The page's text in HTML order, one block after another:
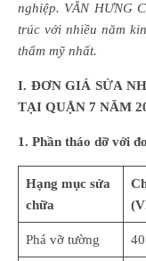
nghiệp. VĂN HƯNG
trúc với nhiều năm
thẩm mỹ nhất.
I. ĐƠN GIÁ SỬA
TẠI QUẬN 7 NĂM
1. Phần tháo dỡ với
Hạng mục sửa
chữa
Phá vỡ tường